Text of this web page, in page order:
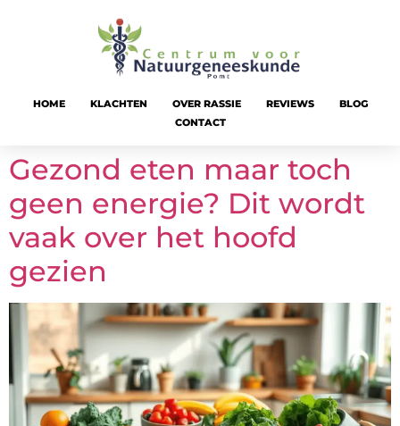
HOME KLACHTEN OVER RASSIE REVIEWS
BLOG
CONTACT
Gezond eten maar toch
geen energie? Dit wordt
vaak over het hoofd
gezien